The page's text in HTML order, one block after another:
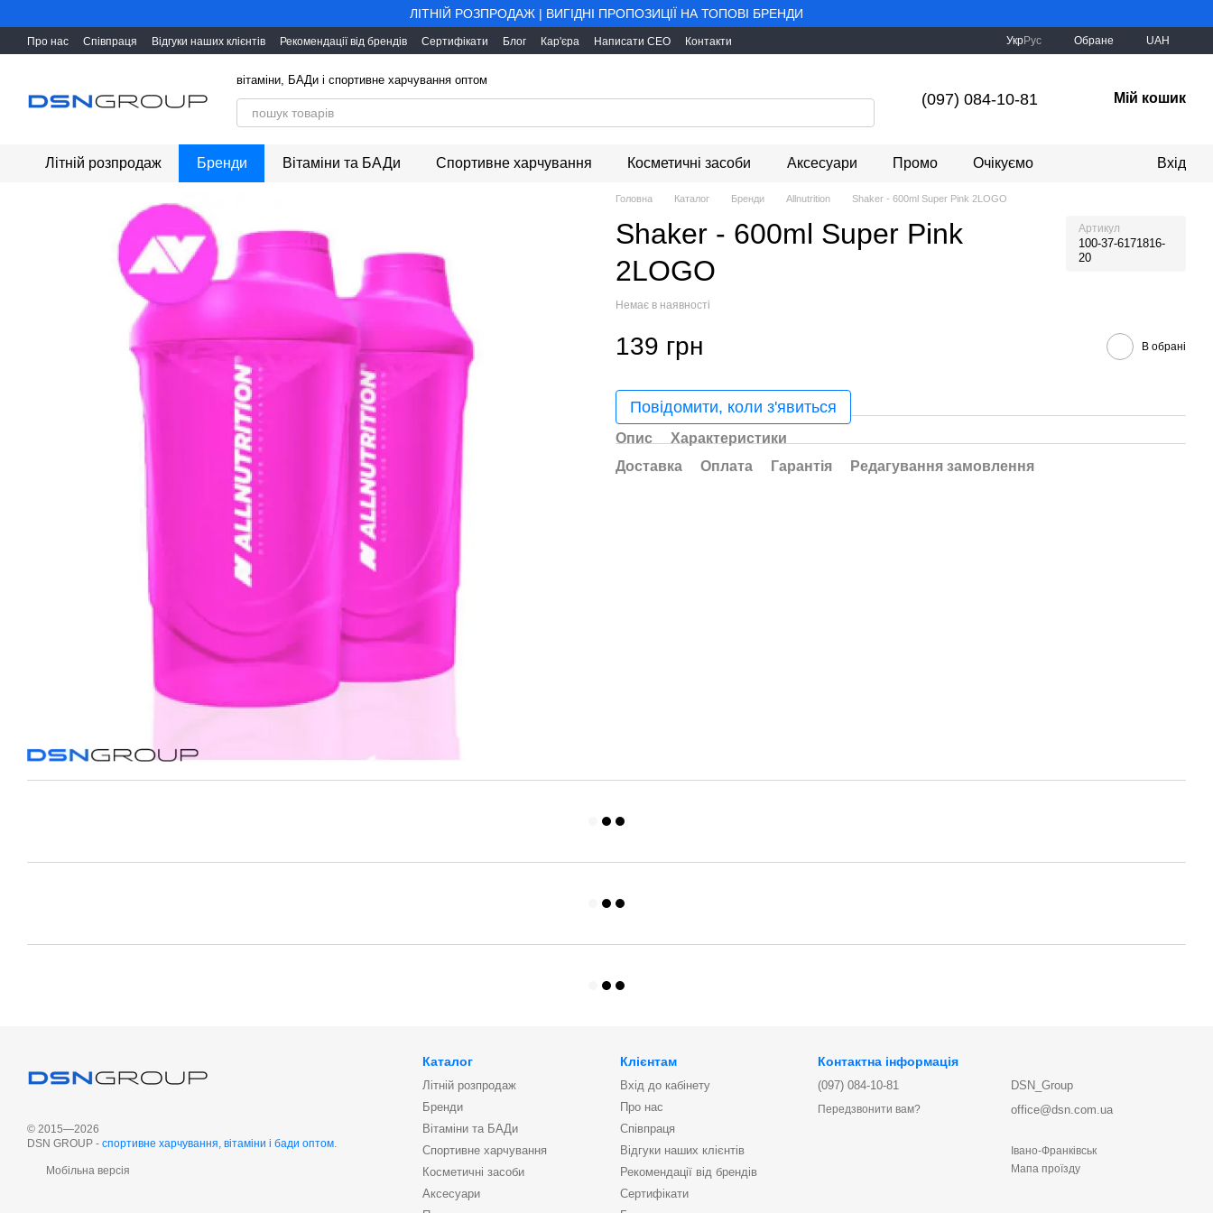
ЛІТНІЙ РОЗПРОДАЖ | ВИГІДНІ ПРОПОЗИЦІЇ НА ТОПОВІ БРЕНДИ
Про нас Співпраця Відгуки наших клієнтів Рекомендації від брендів Сертифікати Блог Кар'єра Написати CEO Контакти УкрРус Обране UAH
вітаміни, БАДи і cпортивне харчування оптом
(097) 084-10-81 Мій кошик
Літній розпродаж Бренди Вітаміни та БАДи Спортивне харчування Косметичні засоби Аксесуари Промо Очікуємо Вхід
Головна Каталог Бренди Allnutrition Shaker - 600ml Super Pink 2LOGO
Shaker - 600ml Super Pink
2LOGO
Артикул
100-37-6171816-
20
Немає в наявності
139 грн В обрані
Повідомити, коли з'явиться
Опис
Характеристики
Доставка
Оплата Гарантія Редагування замовлення
© 2015—2026
DSN GROUP - cпортивне харчування, вітаміни і бади оптом.
Мобільна версія
Каталог
Літній розпродаж
Бренди
Вітаміни та БАДи
Спортивне харчування
Косметичні засоби
Аксесуари
Клієнтам
Вхід до кабінету
Про нас
Співпраця
Відгуки наших клієнтів
Рекомендації від брендів
Сертифікати
Контактна інформація
(097) 084-10-81
Передзвонити вам?
DSN_Group
office@dsn.com.ua
Івано-Франківськ
Мапа проїзду